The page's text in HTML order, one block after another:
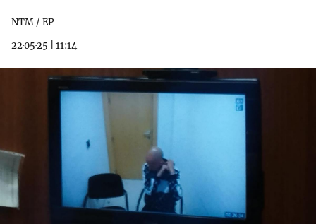
NTM / EP
22·05·25
11:14